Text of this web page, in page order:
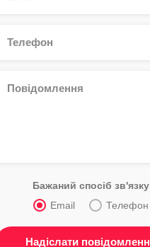
Бажаний спосіб зв'язку
Email
Телефон